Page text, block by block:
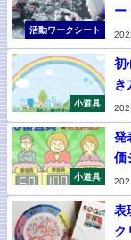
活動ワークシート
ー
小道具
初
き
小道具
発
価
表
ク